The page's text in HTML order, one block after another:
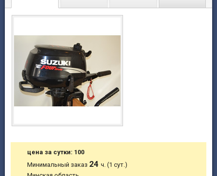
цена за сутки: 100
Минимальный заказ 24ч. (1 сут.)